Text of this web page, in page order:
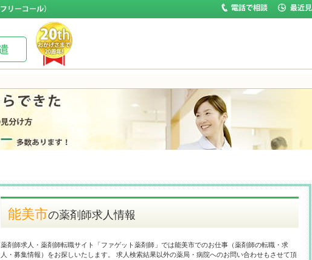
能美市の薬剤師求人情報
薬剤師求人・薬剤師転職サイト「ファゲット薬剤師」では能美市でのお仕事（薬剤師の転職・求
人・募集情報）をお探しいたします。 求人検索結果以外の薬局・病院へのお問い合わせもさせて頂